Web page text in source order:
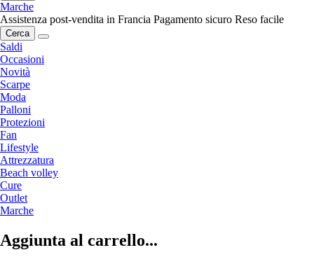
Marche
Assistenza post-vendita in Francia Pagamento sicuro Reso facile
Cerca
Saldi
Occasioni
Novità
Scarpe
Moda
Palloni
Protezioni
Fan
Lifestyle
Attrezzatura
Beach volley
Cure
Outlet
Marche
Aggiunta al carrello...